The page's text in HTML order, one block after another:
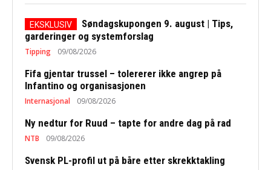
Søndagskupongen 9. august | Tips,
garderinger og systemforslag
Tipping 09/08/2026
Fifa gjentar trussel – tolererer ikke angrep på
Infantino og organisasjonen
Internasjonal 09/08/2026
Ny nedtur for Ruud – tapte for andre dag på rad
NTB 09/08/2026
Svensk PL-profil ut på båre etter skrekktakling